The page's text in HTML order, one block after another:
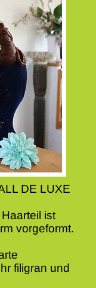
DE LUXE
ist
vorgeformt.
filigran und